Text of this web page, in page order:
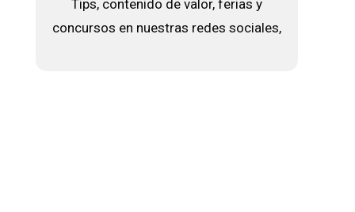
Tips, contenido de valor, ferias y
concursos en nuestras redes sociales,